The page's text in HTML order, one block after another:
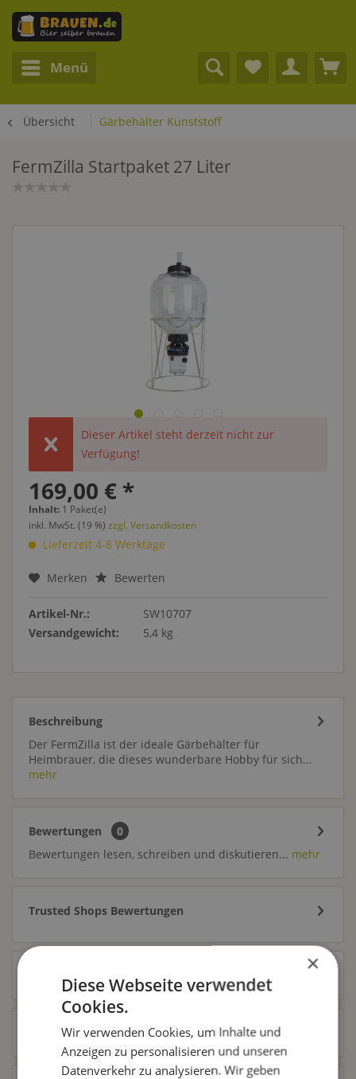
Menü
Übersicht Gärbehälter Kunststoff
FermZilla Startpaket 27 Liter
Dieser Artikel steht derzeit nicht zur
Verfügung!
169,00 € *
Inhalt: 1 Paket(e)
inkl. MwSt. (19 %) zzgl. Versandkosten
Lieferzeit 4-8 Werktage
Merken Bewerten
Artikel-Nr.:
SW10707
Versandgewicht:
5,4 kg
Beschreibung
Der FermZilla ist der ideale Gärbehälter für
Heimbrauer, die dieses wunderbare Hobby für sich...
mehr
Bewertungen
0
Bewertungen lesen, schreiben und diskutieren... mehr
Trusted Shops Bewertungen
Ähnliche Artikel
Kunden kauften auch
×
Diese Webseite verwendet
Cookies.
Wir verwenden Cookies, um Inhalte und
Anzeigen zu personalisieren und unseren
Datenverkehr zu analysieren. Wir geben